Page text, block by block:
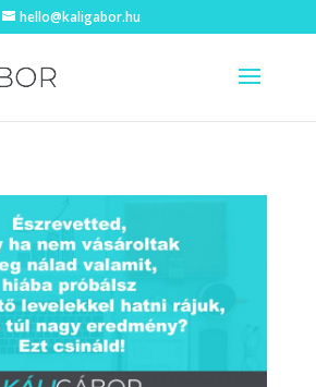
hello@kaligabor.hu